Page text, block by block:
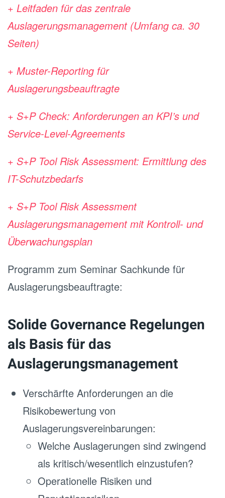
+ Leitfaden für das zentrale
Auslagerungsmanagement (Umfang ca. 30
Seiten)
+ Muster-Reporting für
Auslagerungsbeauftragte
+ S+P Check: Anforderungen an KPI’s und
Service-Level-Agreements
+ S+P Tool Risk Assessment: Ermittlung des
IT-Schutzbedarfs
+ S+P Tool Risk Assessment
Auslagerungsmanagement mit Kontroll- und
Überwachungsplan
Programm zum Seminar Sachkunde für
Auslagerungsbeauftragte:
Solide Governance Regelungen
als Basis für das
Auslagerungsmanagement
Verschärfte Anforderungen an die
Risikobewertung von
Auslagerungsvereinbarungen:
Welche Auslagerungen sind zwingend
als kritisch/wesentlich einzustufen?
Operationelle Risiken und